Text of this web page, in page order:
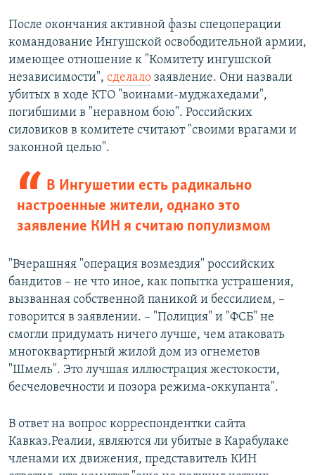
После окончания активной фазы спецоперации
командование Ингушской освободительной армии,
имеющее отношение к "Комитету ингушской
независимости", сделало заявление. Они назвали
убитых в ходе КТО "воинами-муджахедами",
погибшими в "неравном бою". Российских
силовиков в комитете считают "своими врагами и
законной целью".
В Ингушетии есть радикально
настроенные жители, однако это
заявление КИН я считаю популизмом
"Вчерашняя "операция возмездия" российских
бандитов – не что иное, как попытка устрашения,
вызванная собственной паникой и бессилием, –
говорится в заявлении. – "Полиция" и "ФСБ" не
смогли придумать ничего лучше, чем атаковать
многоквартирный жилой дом из огнеметов
"Шмель". Это лучшая иллюстрация жестокости,
бесчеловечности и позора режима-оккупанта".
В ответ на вопрос корреспондентки сайта
Кавказ.Реалии, являются ли убитые в Карабулаке
членами их движения, представитель КИН